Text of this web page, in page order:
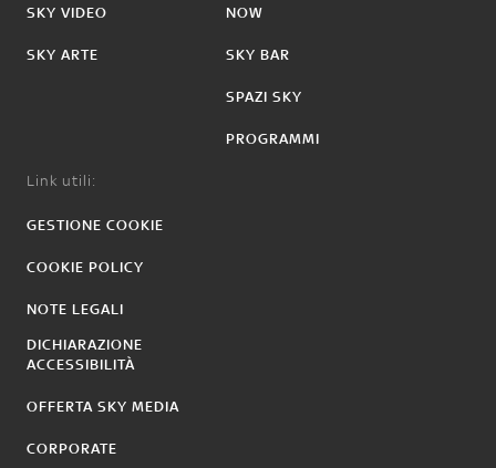
SKY VIDEO
SKY ARTE
NOW
SKY BAR
SPAZI SKY
PROGRAMMI
Link utili:
GESTIONE COOKIE
COOKIE POLICY
NOTE LEGALI
DICHIARAZIONE
ACCESSIBILITÀ
OFFERTA SKY MEDIA
CORPORATE